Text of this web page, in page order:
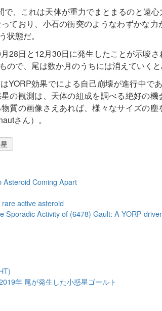
、これは天体が重力でまとまるのと遠
ており、小石の衝突のようなわずかな
態だ。
28日と12月30日に発生したことが示唆
で、尾は数か月のうちには消えていくと
YORP効果でによる自己崩壊が進行中で
の観測は、天体の組成を調べる絶好の
質の画像さえあれば、様々なサイズの塵
さん）。
Asteroid Coming Apart
active asteroid
Sporadic Activity of (6478) Gault: A YORP-
年 尾が発生した小惑星ゴールト